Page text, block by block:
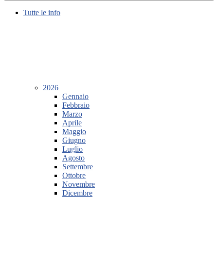
Tutte le info
2026
Gennaio
Febbraio
Marzo
Aprile
Maggio
Giugno
Luglio
Agosto
Settembre
Ottobre
Novembre
Dicembre